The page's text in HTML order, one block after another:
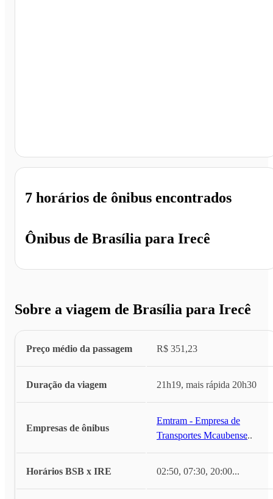
Ônibus de Brasília para Irecê
7 horários de ônibus encontrados
Sobre a viagem de Brasília para Irecê
Preço médio da passagem R$ 351,23
Duração da viagem 21h19, mais rápida 20h30
Empresas de ônibus
Emtram - Empresa de
Transportes Mcaubense...
Horários BSB x IRE 02:50, 07:30, 20:00...